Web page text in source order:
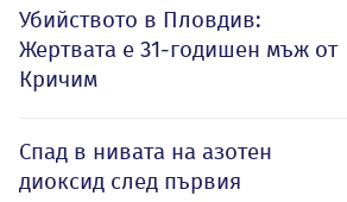
Убийството в Пловдив:
Жертвата е 31-годишен мъж от
Кричим
Спад в нивата на азотен
диоксид след първия